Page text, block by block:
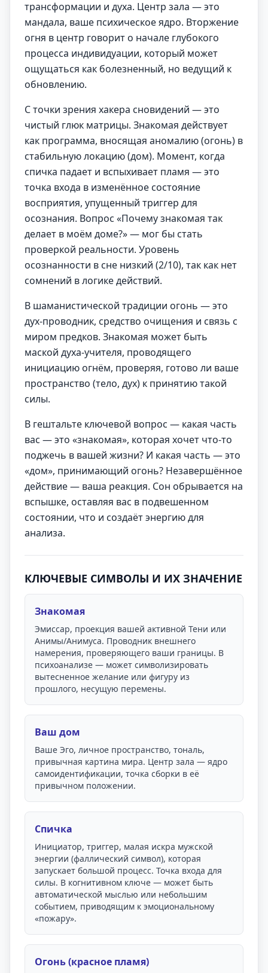
трансформации и духа. Центр зала — это
мандала, ваше психическое ядро. Вторжение
огня в центр говорит о начале глубокого
процесса индивидуации, который может
ощущаться как болезненный, но ведущий к
обновлению.
С точки зрения хакера сновидений — это
чистый глюк матрицы. Знакомая действует
как программа, вносящая аномалию (огонь) в
стабильную локацию (дом). Момент, когда
спичка падает и вспыхивает пламя — это
точка входа в изменённое состояние
восприятия, упущенный триггер для
осознания. Вопрос «Почему знакомая так
делает в моём доме?» — мог бы стать
проверкой реальности. Уровень
осознанности в сне низкий (2/10), так как нет
сомнений в логике действий.
В шаманистической традиции огонь — это
дух-проводник, средство очищения и связь с
миром предков. Знакомая может быть
маской духа-учителя, проводящего
инициацию огнём, проверяя, готово ли ваше
пространство (тело, дух) к принятию такой
силы.
В гештальте ключевой вопрос — какая часть
вас — это «знакомая», которая хочет что-то
поджечь в вашей жизни? И какая часть — это
«дом», принимающий огонь? Незавершённое
действие — ваша реакция. Сон обрывается на
вспышке, оставляя вас в подвешенном
состоянии, что и создаёт энергию для
анализа.
КЛЮЧЕВЫЕ СИМВОЛЫ И ИХ ЗНАЧЕНИЕ
Знакомая
Эмиссар, проекция вашей активной Тени или
Анимы/Анимуса. Проводник внешнего
намерения, проверяющего ваши границы. В
психоанализе — может символизировать
вытесненное желание или фигуру из
прошлого, несущую перемены.
Ваш дом
Ваше Эго, личное пространство, тональ,
привычная картина мира. Центр зала — ядро
самоидентификации, точка сборки в её
привычном положении.
Спичка
Инициатор, триггер, малая искра мужской
энергии (фаллический символ), которая
запускает большой процесс. Точка входа для
силы. В когнитивном ключе — может быть
автоматической мыслью или небольшим
событием, приводящим к эмоциональному
«пожару».
Огонь (красное пламя)